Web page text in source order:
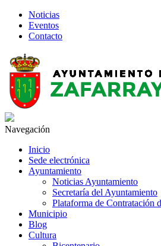
Noticias
Eventos
Contacto
Navegación
Inicio
Sede electrónica
Ayuntamiento
Noticias Ayuntamiento
Secretaría del Ayuntamiento
Plataforma de Contratación
Municipio
Blog
Cultura